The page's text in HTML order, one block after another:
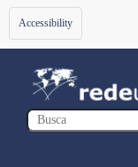
Toggle
navigation
Accessibility